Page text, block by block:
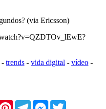
- trends - vida digital - vídeo -
PinterestTelegramMessenger